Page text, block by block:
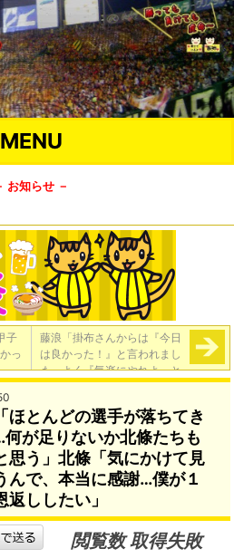
MENU
お知らせ －
子
っ
藤浪「掛布さんからは『今日
は良かった！』と言われまし
た…よく『気楽にやれよ』と
言ってもらっていた。そうい
りがたかった」 →
ほとんどの選手が落ちてき
が足りないか北條たちも
思う」北條「気にかけて見
んで、本当に感謝…僕が１
ししたい」
閲覧数 取得失敗